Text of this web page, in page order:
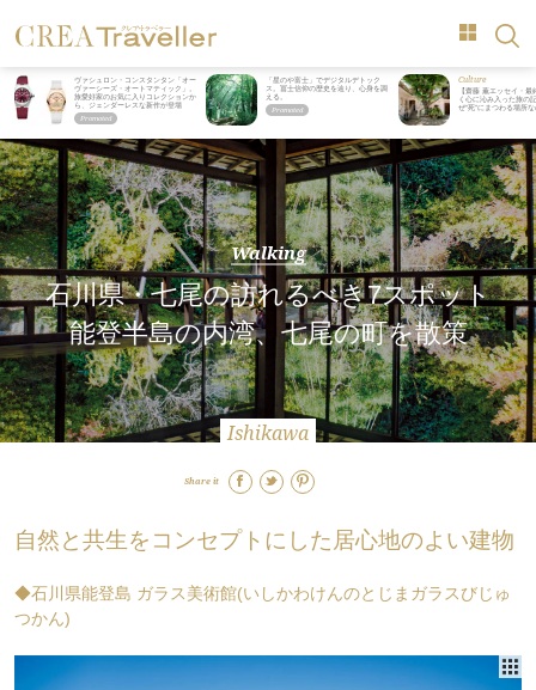
ヴァシュロン・コンスタンタン「オー
ヴァーシーズ・オートマティック」。
旅愛好家のお気に入りコレクションか
ら、ジェンダーレスな新作が登場
「星のや富士」でデジタルデトック
ス。冨士信仰の歴史を辿り、心身を調
える。
Culture
【齋藤 薫エッセイ・最
く心に沁み入った旅の
ぜ“死”にまつわる場所
Walking
石川県・七尾の訪れるべき7スポット
能登半島の内湾、七尾の町を散策
Ishikawa
Share it
自然と共生をコンセプトにした居心地のよい建物
◆石川県能登島 ガラス美術館(いしかわけんのとじまガラスびじゅ
つかん)